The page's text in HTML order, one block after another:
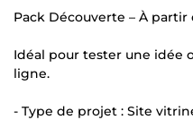
Pack Découverte – À partir
Idéal pour tester une idée
ligne.
- Type de projet : Site